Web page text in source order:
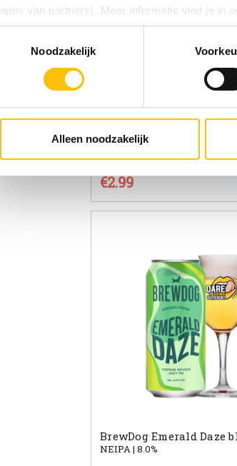
apps van partners). Meer informatie vind je in
Vind je deze twee persoonlijke ervaringen
voor functionele en analytische doelen. Je
Noodzakelijk
Alleen noodzakelijk
Stout | 4.1%
€2.99
BrewDog Emerald Daze
NEIPA | 8.0%